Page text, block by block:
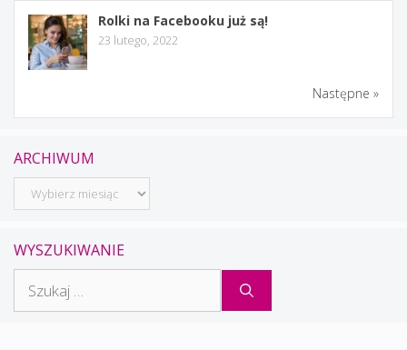
Rolki na Facebooku już są!
23 lutego, 2022
Następne »
ARCHIWUM
Archiwum
WYSZUKIWANIE